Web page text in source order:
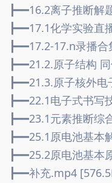
┣━━16.2离子推断
┣━━17.1化学实验直
┣━━17.2-17.n录播
┣━━21.2.原子结构
┣━━21.3.原子核外
┣━━22.1电子式书
┣━━23.1元素推断综
┣━━25.1原电池基
┣━━25.2原电池基
┣━━补充.mp4